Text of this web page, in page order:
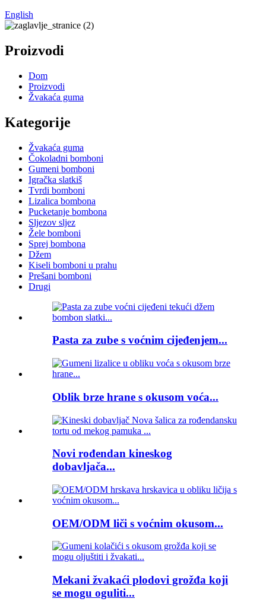
English
Proizvodi
Dom
Proizvodi
Žvakaća guma
Kategorije
Žvakaća guma
Čokoladni bomboni
Gumeni bomboni
Igračka slatkiš
Tvrdi bomboni
Lizalica bombona
Pucketanje bombona
Sljezov sljez
Žele bomboni
Sprej bombona
Džem
Kiseli bomboni u prahu
Prešani bomboni
Drugi
Pasta za zube s voćnim cijeđenjem...
Oblik brze hrane s okusom voća...
Novi rođendan kineskog
dobavljača...
OEM/ODM liči s voćnim okusom...
Mekani žvakaći plodovi grožđa koji
se mogu oguliti...